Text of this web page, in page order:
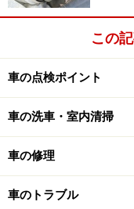
ただし、社外ホイ
されることが多く
多くの場合、しっ
ますが、ホイール
ットを締め込んだ
ず、ナットが緩み
ー）が発生するケー
この
車の点検ポイント
車の洗車・室内清掃
車の修理
車のトラブル